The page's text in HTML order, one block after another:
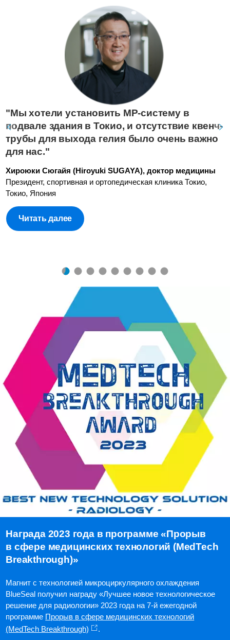
"Мы хотели установить МР-систему в
подвале здания в Токио, и отсутствие квенч-
трубы для выхода гелия было очень важно
для нас."
Хироюки Сюгайя (Hiroyuki SUGAYA), доктор медицины
Президент, спортивная и ортопедическая клиника Токио,
Токио, Япония
Читать далее
Награда 2023 года в программе «Прорыв
в сфере медицинских технологий (MedTech
Breakthrough)»
Магнит с технологией микроциркулярного охлаждения
BlueSeal получил награду «Лучшее новое технологическое
решение для радиологии» 2023 года на 7-й ежегодной
программе Прорыв в сфере медицинских технологий
(MedTech Breakthrough)
.